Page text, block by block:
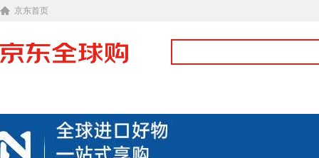
京东首页